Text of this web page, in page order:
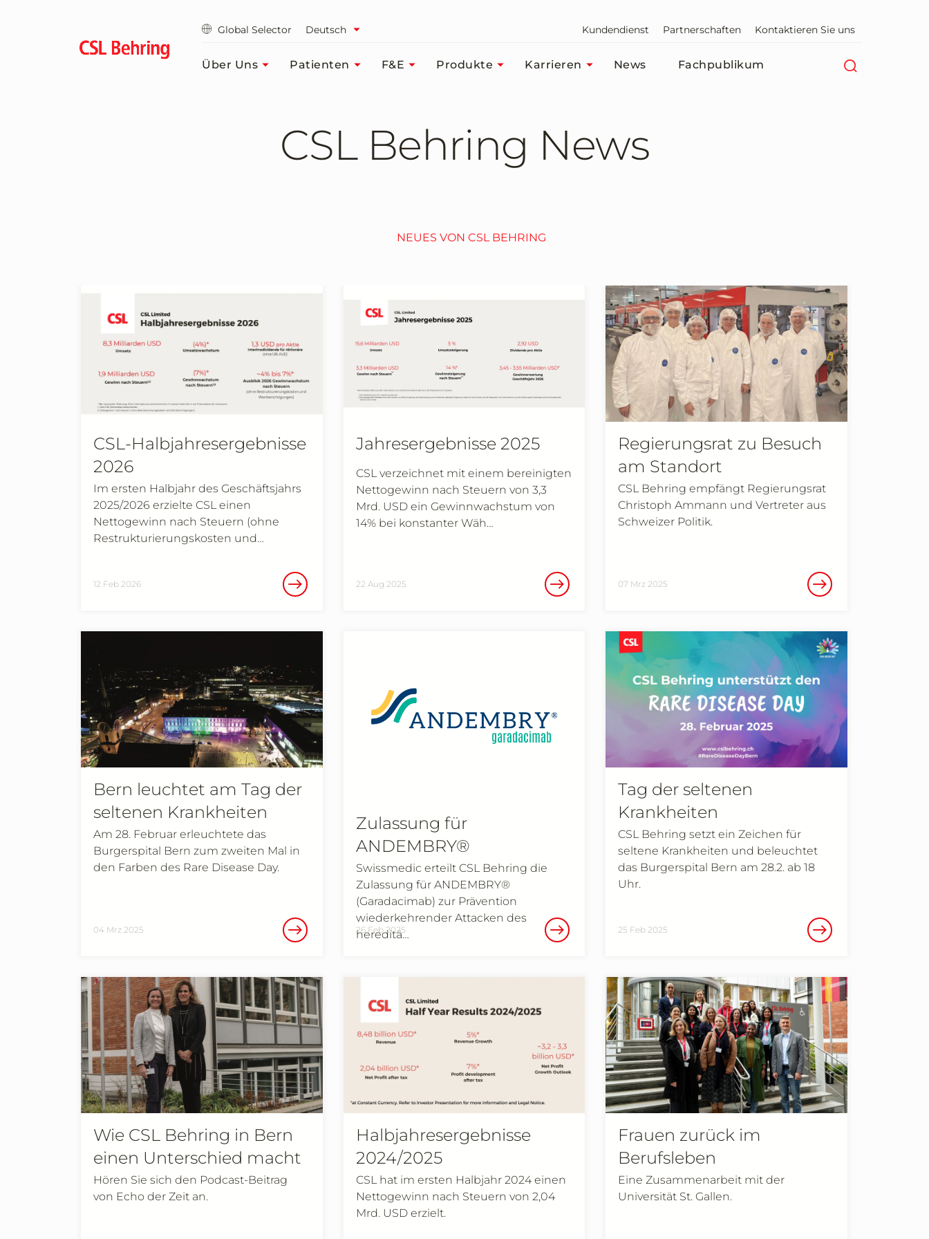
Global Selector Deutsch Kundendienst Partnerschaften Kontaktieren Sie uns
Über Uns Patienten F&E Produkte Karrieren News Fachpublikum
CSL Behring News
NEUES VON CSL BEHRING
CSL-Halbjahresergebnisse
2026
Im ersten Halbjahr des Geschäftsjahrs
2025/2026 erzielte CSL einen
Nettogewinn nach Steuern (ohne
Restrukturierungskosten und…
12 Feb 2026
Jahresergebnisse 2025
CSL verzeichnet mit einem bereinigten
Nettogewinn nach Steuern von 3,3
Mrd. USD ein Gewinnwachstum von
14% bei konstanter Wäh…
22 Aug 2025
Regierungsrat zu Besuch
am Standort
CSL Behring empfängt Regierungsrat
Christoph Ammann und Vertreter aus
Schweizer Politik.
07 Mrz 2025
Bern leuchtet am Tag der
seltenen Krankheiten
Am 28. Februar erleuchtete das
Burgerspital Bern zum zweiten Mal in
den Farben des Rare Disease Day.
04 Mrz 2025
Zulassung für
ANDEMBRY®
Swissmedic erteilt CSL Behring die
Zulassung für ANDEMBRY®
(Garadacimab) zur Prävention
wiederkehrender Attacken des
hereditä…
26 Feb 2025
Tag der seltenen
Krankheiten
CSL Behring setzt ein Zeichen für
seltene Krankheiten und beleuchtet
das Burgerspital Bern am 28.2. ab 18
Uhr.
25 Feb 2025
Wie CSL Behring in Bern
einen Unterschied macht
Hören Sie sich den Podcast-Beitrag
von Echo der Zeit an.
Halbjahresergebnisse
2024/2025
CSL hat im ersten Halbjahr 2024 einen
Nettogewinn nach Steuern von 2,04
Mrd. USD erzielt.
Frauen zurück im
Berufsleben
Eine Zusammenarbeit mit der
Universität St. Gallen.